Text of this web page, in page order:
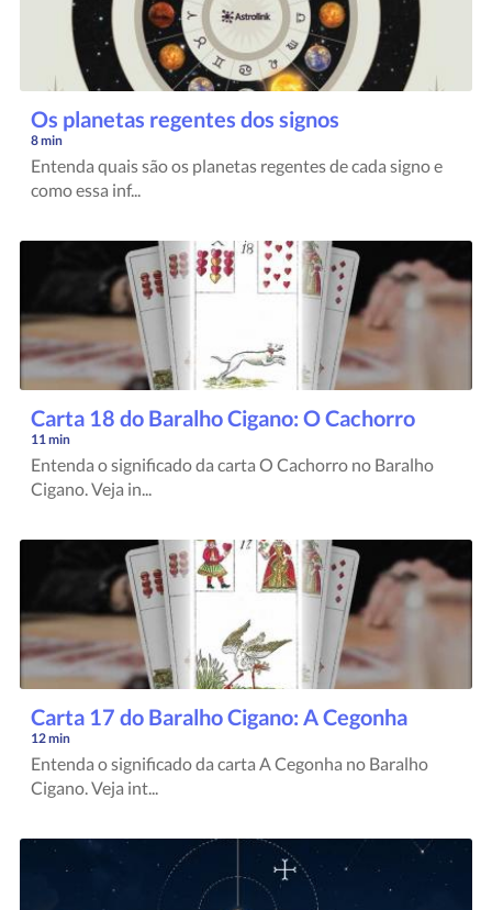
Os planetas regentes dos signos
8 min
Entenda quais são os planetas regentes de cada signo e
como essa inf...
Carta 18 do Baralho Cigano: O Cachorro
11 min
Entenda o significado da carta O Cachorro no Baralho
Cigano. Veja in...
Carta 17 do Baralho Cigano: A Cegonha
12 min
Entenda o significado da carta A Cegonha no Baralho
Cigano. Veja int...